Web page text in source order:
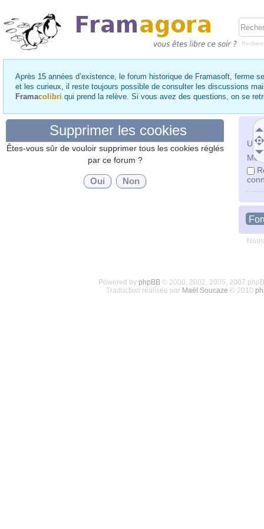
Après 15 années d’existence, le forum historique de Framasoft, ferme
et les curieux, il reste toujours possible de consulter les discussions
Framacolibri qui prend la relève. Si vous avez des questions, on se
Mot
Supprimer les cookies
Êtes-vous sûr de vouloir supprimer tous les cookies réglés
par ce forum ?
Powered by phpBB© 2000, 2002, 2005, 2007
Traduction réalisée par Maël Soucaze © 2010